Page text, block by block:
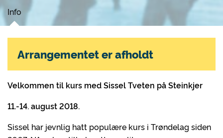
Info
Velkommen til kurs med Sissel Tveten på Steinkjer
11.-14. august 2018.
Sissel har jevnlig hatt populære kurs i Trøndelag siden
Arrangementet er afholdt